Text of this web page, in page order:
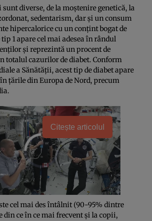
diverse, de la moştenire genetică, la
sedentarism, dar şi un consum
hipercalorice cu un conţint bogat de
1 apare cel mai adesea în rândul
şi reprezintă un procent de
totalul cazurilor de diabet. Conform
a Sănătăţii, acest tip de diabet apare
ţările din Europa de Nord, precum
Citește articolul
cel mai des întâlnit (90-95% dintre
din ce în ce mai frecvent şi la copii,